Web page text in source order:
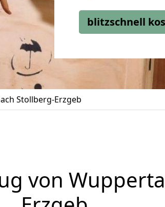
blitzschnell
Stollberg-Erzgeb
von